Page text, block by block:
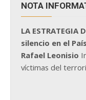
NOTA
LA ESTRATEGIA
silencio en el
Rafael Leonisio
víctimas del